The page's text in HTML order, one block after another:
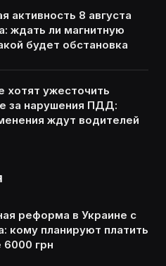
активность 8 августа
ждать ли магнитную
будет обстановка
хотят ужесточить
за нарушения ПДД:
ждут водителей
реформа в Украине с
кому планируют платить
грн